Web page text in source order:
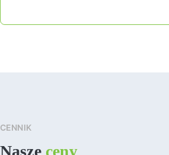
CENNIK
Nasze ceny